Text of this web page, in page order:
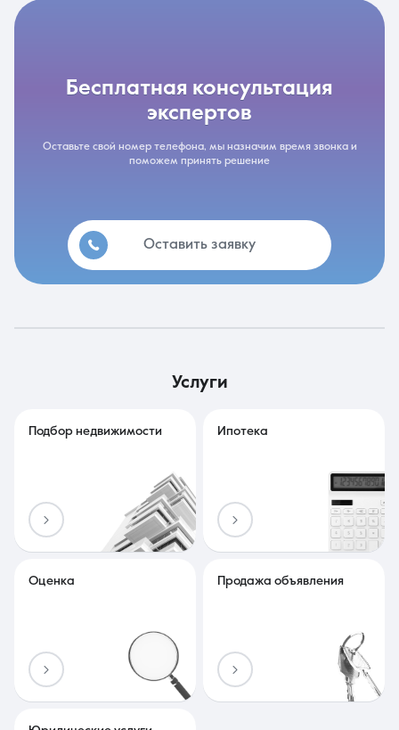
бесплатная консультация
экспертов
Оставьте свой номер телефона, мы назначим время звонка и
поможем принять решение
Оставить заявку
услуги
Подбор недвижимости Ипотека
Оценка Продажа объявления